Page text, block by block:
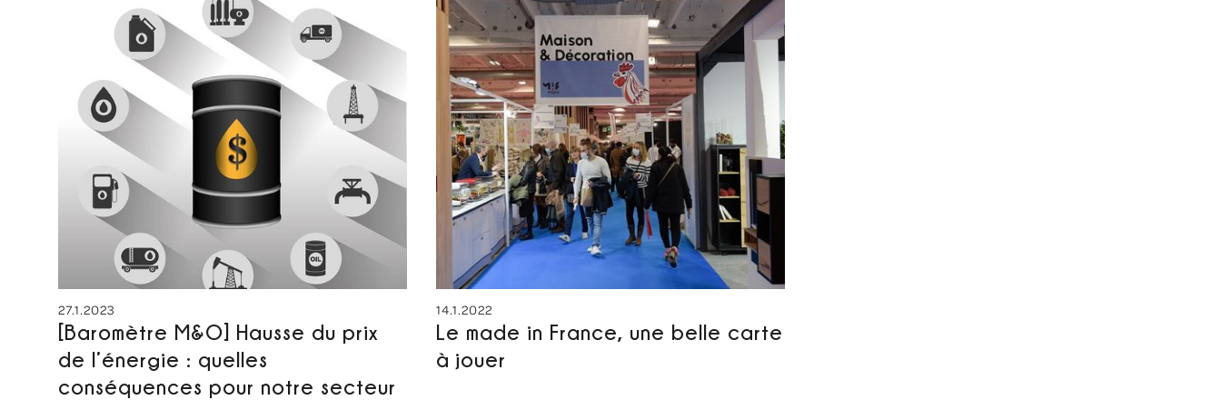
27.1.2023
[Baromètre M&O] Hausse du prix
de l’énergie : quelles
conséquences pour notre secteur
14.1.2022
Le made in France, une belle carte
à jouer